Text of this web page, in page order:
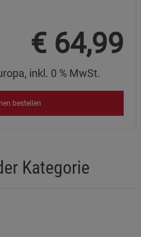
€ 64,99
inkl. 0 % MwSt.
bestellen
Kategorie
anzeigen